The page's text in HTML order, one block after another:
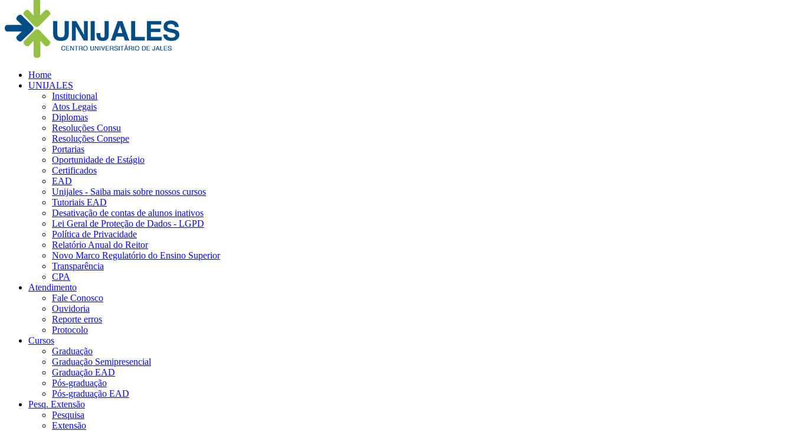
Home
UNIJALES
Institucional
Atos Legais
Diplomas
Resoluções Consu
Resoluções Consepe
Portarias
Oportunidade de Estágio
Certificados
EAD
Unijales - Saiba mais sobre nossos cursos
Tutoriais EAD
Desativação de contas de alunos inativos
Lei Geral de Proteção de Dados - LGPD
Política de Privacidade
Relatório Anual do Reitor
Novo Marco Regulatório do Ensino Superior
Transparência
CPA
Atendimento
Fale Conosco
Ouvidoria
Reporte erros
Protocolo
Cursos
Graduação
Graduação Semipresencial
Graduação EAD
Pós-graduação
Pós-graduação EAD
Pesq. Extensão
Pesquisa
Extensão